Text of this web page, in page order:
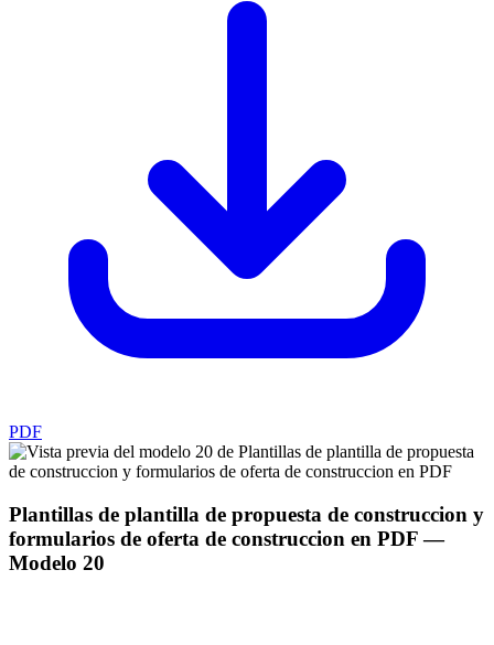
PDF
Plantillas de plantilla de propuesta de construccion y
formularios de oferta de construccion en PDF—
Modelo 20